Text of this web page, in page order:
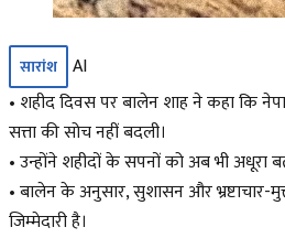
सारांश
AI
• शहीद दिवस पर बालेन शाह ने कहा कि
सत्ता की सोच नहीं बदली।
• उन्होंने शहीदों के सपनों को अब भी अधूरा
• बालेन के अनुसार, सुशासन और भ्रष्टाचार-
जिम्मेदारी है।